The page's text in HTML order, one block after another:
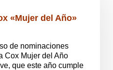
«Mujer del Año»
de nominaciones
Cox Mujer del Año
que este año cumple